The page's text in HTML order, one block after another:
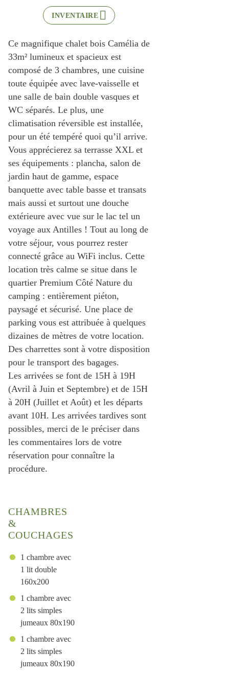
INVENTAIRE
Ce magnifique chalet bois Camélia de
33m² lumineux et spacieux est
composé de 3 chambres, une cuisine
toute équipée avec lave-vaisselle et
une salle de bain double vasques et
WC séparés. Le plus, une
climatisation réversible est installée,
pour un été tempéré quoi qu’il arrive.
Vous apprécierez sa terrasse XXL et
ses équipements : plancha, salon de
jardin haut de gamme, espace
banquette avec table basse et transats
mais aussi et surtout une douche
extérieure avec vue sur le lac tel un
voyage aux Antilles ! Tout au long de
votre séjour, vous pourrez rester
connecté grâce au WiFi inclus. Cette
location très calme se situe dans le
quartier Premium Côté Nature du
camping : entièrement piéton,
paysagé et sécurisé. Une place de
parking vous est attribuée à quelques
dizaines de mètres de votre location.
Des charrettes sont à votre disposition
pour le transport des bagages.
Les arrivées se font de 15H à 19H
(Avril à Juin et Septembre) et de 15H
à 20H (Juillet et Août) et les départs
avant 10H. Les arrivées tardives sont
possibles, merci de le préciser dans
les commentaires lors de votre
réservation pour connaître la
procédure.
CHAMBRES
&
COUCHAGES
1 chambre avec
1 lit double
160x200
1 chambre avec
2 lits simples
jumeaux 80x190
1 chambre avec
2 lits simples
jumeaux 80x190